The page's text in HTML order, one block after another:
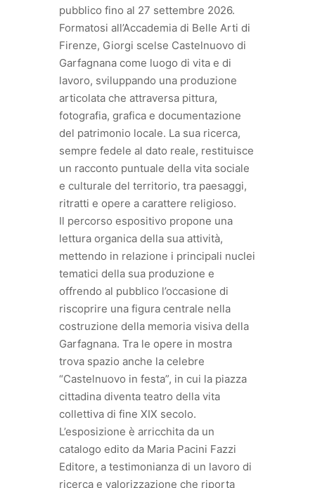
pubblico fino al 27 settembre 2026.
Formatosi all’Accademia di Belle Arti di
Firenze, Giorgi scelse Castelnuovo di
Garfagnana come luogo di vita e di
lavoro, sviluppando una produzione
articolata che attraversa pittura,
fotografia, grafica e documentazione
del patrimonio locale. La sua ricerca,
sempre fedele al dato reale, restituisce
un racconto puntuale della vita sociale
e culturale del territorio, tra paesaggi,
ritratti e opere a carattere religioso.
Il percorso espositivo propone una
lettura organica della sua attività,
mettendo in relazione i principali nuclei
tematici della sua produzione e
offrendo al pubblico l’occasione di
riscoprire una figura centrale nella
costruzione della memoria visiva della
Garfagnana. Tra le opere in mostra
trova spazio anche la celebre
“Castelnuovo in festa”, in cui la piazza
cittadina diventa teatro della vita
collettiva di fine XIX secolo.
L’esposizione è arricchita da un
catalogo edito da Maria Pacini Fazzi
Editore, a testimonianza di un lavoro di
ricerca e valorizzazione che riporta